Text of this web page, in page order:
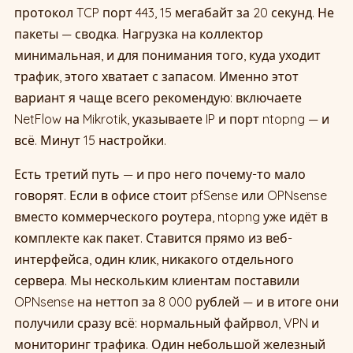
протокол TCP порт 443, 15 мегабайт за 20 секунд. Не
пакеты — сводка. Нагрузка на коллектор
минимальная, и для понимания того, куда уходит
трафик, этого хватает с запасом. Именно этот
вариант я чаще всего рекомендую: включаете
NetFlow на Mikrotik, указываете IP и порт ntopng — и
всё. Минут 15 настройки.
Есть третий путь — и про него почему-то мало
говорят. Если в офисе стоит pfSense или OPNsense
вместо коммерческого роутера, ntopng уже идёт в
комплекте как пакет. Ставится прямо из веб-
интерфейса, один клик, никакого отдельного
сервера. Мы нескольким клиентам поставили
OPNsense на неттоп за 8 000 рублей — и в итоге они
получили сразу всё: нормальный файрвол, VPN и
мониторинг трафика. Один небольшой железный